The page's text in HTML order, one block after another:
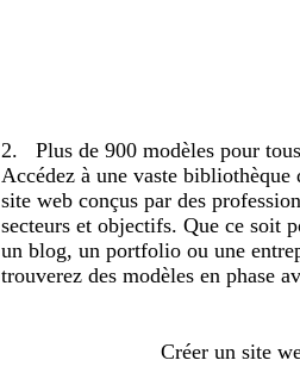
2. Plus de 900 modèles pour
Accédez à une vaste bibliothèque
site web conçus par des
secteurs et objectifs. Que ce soit
un blog, un portfolio ou une
trouverez des modèles en phase
Créer un site